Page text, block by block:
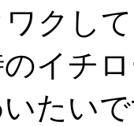
クし
イチ
たい